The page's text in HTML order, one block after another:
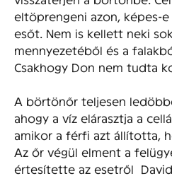
eltöprengeni azon, képes-
esőt. Nem is kellett neki
mennyezetéből és a
Csakhogy Don nem tudta
A börtönőr teljesen
ahogy a víz elárasztja a
amikor a férfi azt állította,
Az őr végül elment a
értesítette az esetről